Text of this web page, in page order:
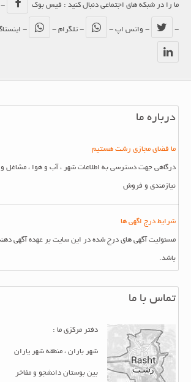
ما را در شبکه های اجتماعی دنبال کنید : فیس بوک -
- واتس اپ - - تلگرام - -
درباره ما
ما فضای مجازی رشت هستیم
درگاهی جهت دسترسی به اطلاعات شهر ، آب و هوا ، مشاغل و
نیازمندی و فروش
شرایط درج اگهی ها
مسئولیت آگهی های درج شده در این سایت بر عهده آگهی دهنده
باشد.
تماس با ما
دفتر مرکزی ما :
شهر باران ، منطقه شهر یاران
بین بوستان دانشجو و مفاخر